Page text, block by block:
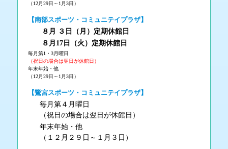
（12月29日～1月3日）
【南部スポーツ・コミュニテイプラザ】
８月 ３ 日（月 ） 定期休館日
８月17日（火 ）定期休館日
毎月第1・3月曜日
（祝日の場合は翌日が休館日）
年末年始・他
（12月29日～1月3日）
【鷺宮スポーツ・コミュニテイプラザ】
毎月第４月曜日
（祝日の場合は翌日が休館日）
年末年始・他
（１２月２９日～１月３日）